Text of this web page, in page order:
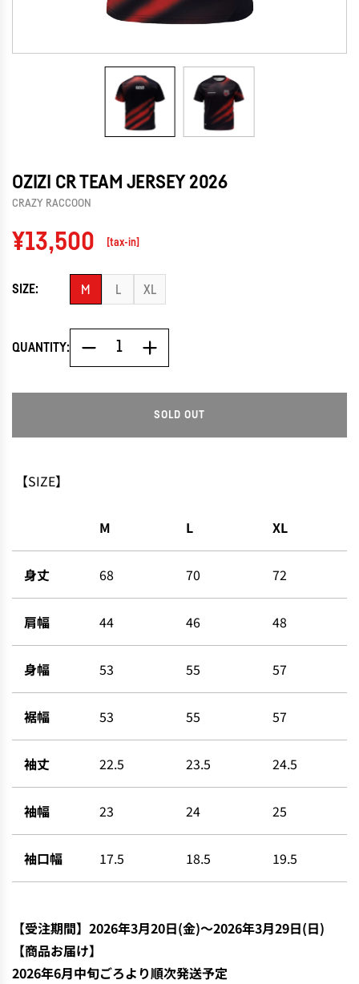
OZIZI CR TEAM JERSEY 2026
CRAZY RACCOON
Regular
price
¥13,500 [tax-in]
SIZE: M L XL
QUANTITY:
SOLD OUT
O
【SIZE】
M L XL
身丈 68 70 72
肩幅 44 46 48
身幅 53 55 57
裾幅 53 55 57
袖丈 22.5 23.5 24.5
袖幅 23 24 25
袖口幅 17.5 18.5 19.5
【受注期間】2026年3月20日(金)〜2026年3月29日(日)
【商品お届け】
2026年6月中旬ごろより順次発送予定